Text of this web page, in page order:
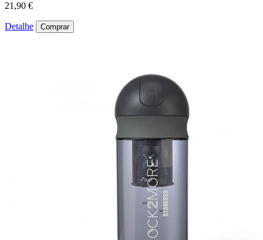
21,90 €
Detalhe Comprar